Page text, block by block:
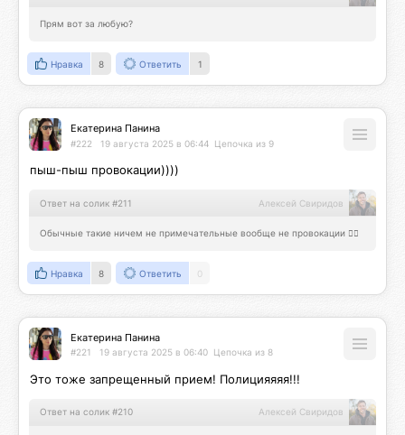
Прям вот за любую?
Нравка 8 Ответить 1
Екатерина Панина
#222 19 августа 2025 в 06:44 Цепочка из 9
пыш-пыш провокации))))
Ответ на солик #211 Алексей Свиридов
Обычные такие ничем не примечательные вообще не провокации 🤷‍♂️
Нравка 8 Ответить 0
Екатерина Панина
#221 19 августа 2025 в 06:40 Цепочка из 8
Это тоже запрещенный прием! Полицияяяя!!!
Ответ на солик #210 Алексей Свиридов